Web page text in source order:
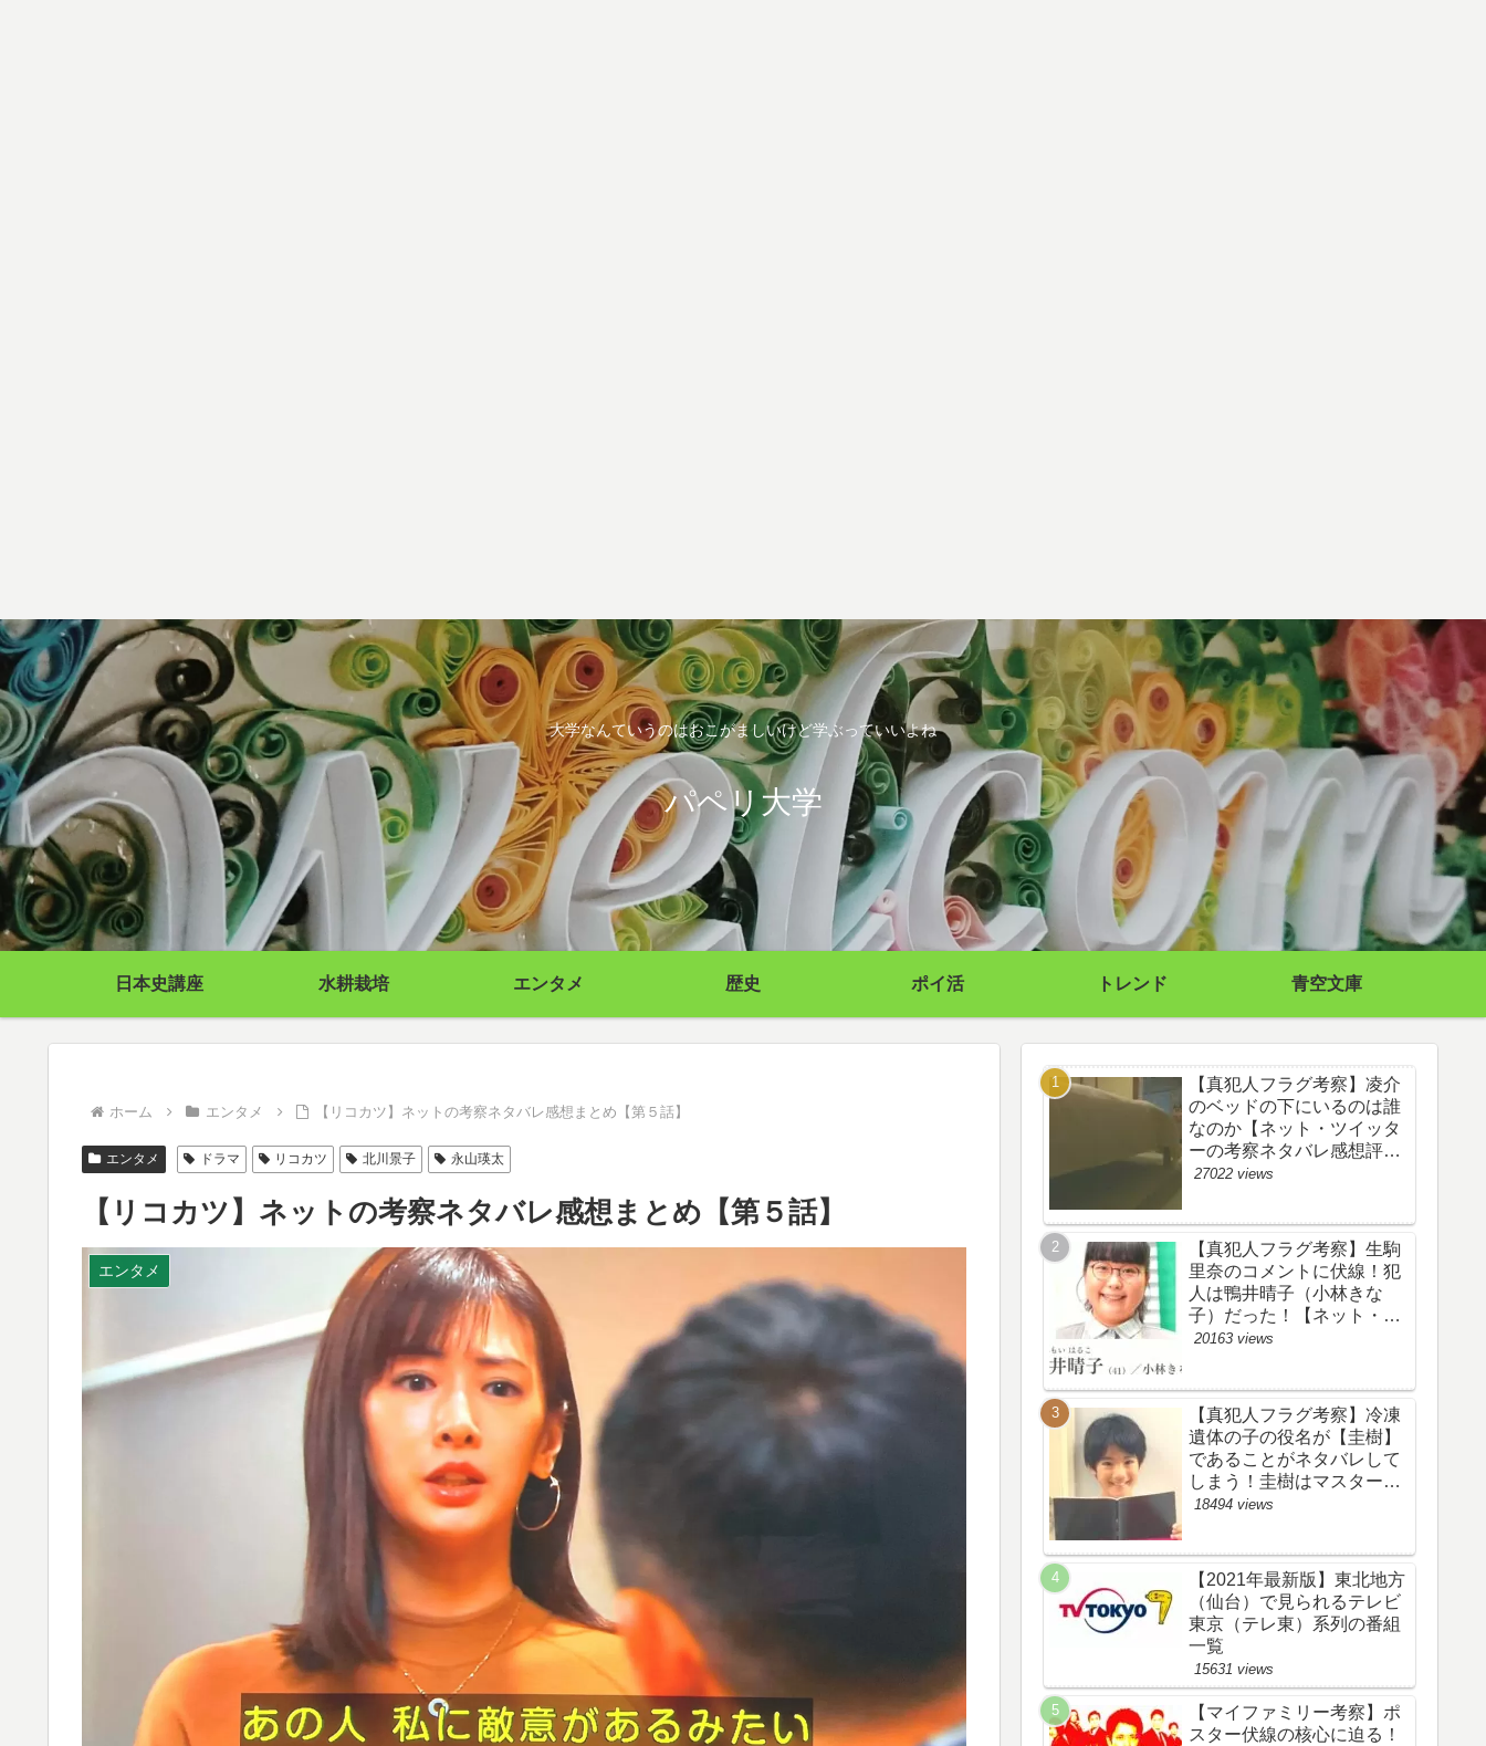
大学なんていうのはおこがましいけど学ぶっていいよね
パペリ大学
日本史講座 水耕栽培 エンタメ 歴史 ポイ活 トレンド 青空文庫
ホーム エンタメ 【リコカツ】ネットの考察ネタバレ感想まとめ【第５話】
エンタメ ドラマ リコカツ 北川景子 永山瑛太
【リコカツ】ネットの考察ネタバレ感想まとめ【第５話】
エンタメ
【真犯人フラグ考察】凌介
のベッドの下にいるのは誰
なのか【ネット・ツイッタ
ーの考察ネタバレ感想評価
評判あらすじ原作犯人キャ
27022 views
【真犯人フラグ考察】生駒
里奈のコメントに伏線！犯
人は鴨井晴子（小林きな
子）だった！【ネット・ツ
イッターの考察ネタバレ感
め・鴨居晴子】
20163 views
【真犯人フラグ考察】冷凍
遺体の子の役名が【圭樹】
であることがネタバレして
しまう！圭樹はマスター日
野渉とバタコの子供か！
作犯人キャスト黒幕伏線ま
とめ】
18494 views
【2021年最新版】東北地方
（仙台）で見られるテレビ
東京（テレ東）系列の番組
一覧
15631 views
【マイファミリー考察】ポ
スター伏線の核心に迫る！